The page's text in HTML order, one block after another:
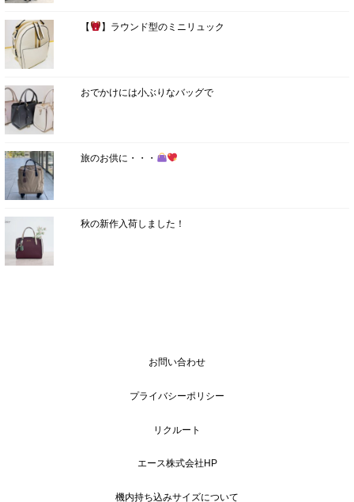
【 】ラウンド型のミニリュック
おでかけには小ぶりなバッグで
旅のお供に・・・
秋の新作入荷しました！
お問い合わせ
プライバシーポリシー
リクルート
エース株式会社HP
機内持ち込みサイズについて